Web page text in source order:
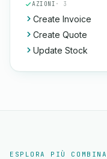
AZIONI · 3
Create Invoice
Create Quote
Update Stock
ESPLORA PIÙ